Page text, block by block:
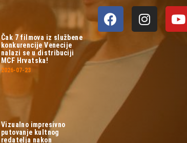
Čak 7 filmova iz službene
konkurencije Venecije
nalazi se u distribuciji
MCF Hrvatska!
2026-07-23
Vizualno impresivno
putovanje kultnog
redatelja nakon